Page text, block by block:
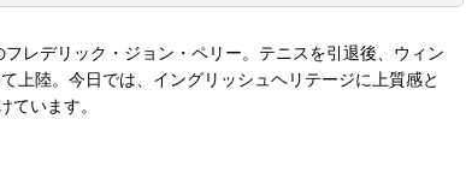
レデリック・ジョン・ペリー。テニスを引退後、ウィン
上陸。今日では、イングリッシュヘリテージに上質感と
います。